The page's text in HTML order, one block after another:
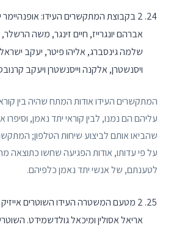
2 בקבוצת המתקשרים העידו: אופנהיימר
אברהם יונגרייז, חיים זינגר, משה
שלמה גינסברג, אליהו פיטר, יעקב
ויסנשטרן, אלקנה וייסנשטרן ויעקב
המתקשרים העידו אודות המתח שהיה בין
עליהם הם נמנו, לבין קוראי יתד נאמן, וסיפרו
שהביאו אותם לביצוע שיחות הטלפון;
על פי עדותו, אודות הפגיעה שחשו כתוצאה
לטענתם, של אנשי יתד נאמן כלפיהם.
2 מטעם המשטרה העידו השוטרים אייזיק
אריאל אסולין ומיכאל גולדשמידט.